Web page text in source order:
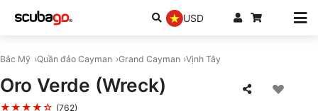
USD
Bắc Mỹ Quần đảo Cayman Grand Cayman Vịnh Tây
Oro Verde (Wreck)
★★★★☆ (762)